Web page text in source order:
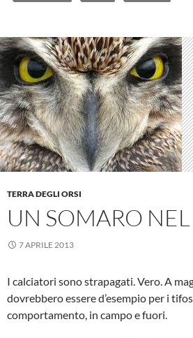
TERRA DEGLI ORSI
UN SOMARO
7 APRILE 2013
I calciatori sono strapagati. Vero. A
dovrebbero essere d’esempio per i
comportamento, in campo e fuori.